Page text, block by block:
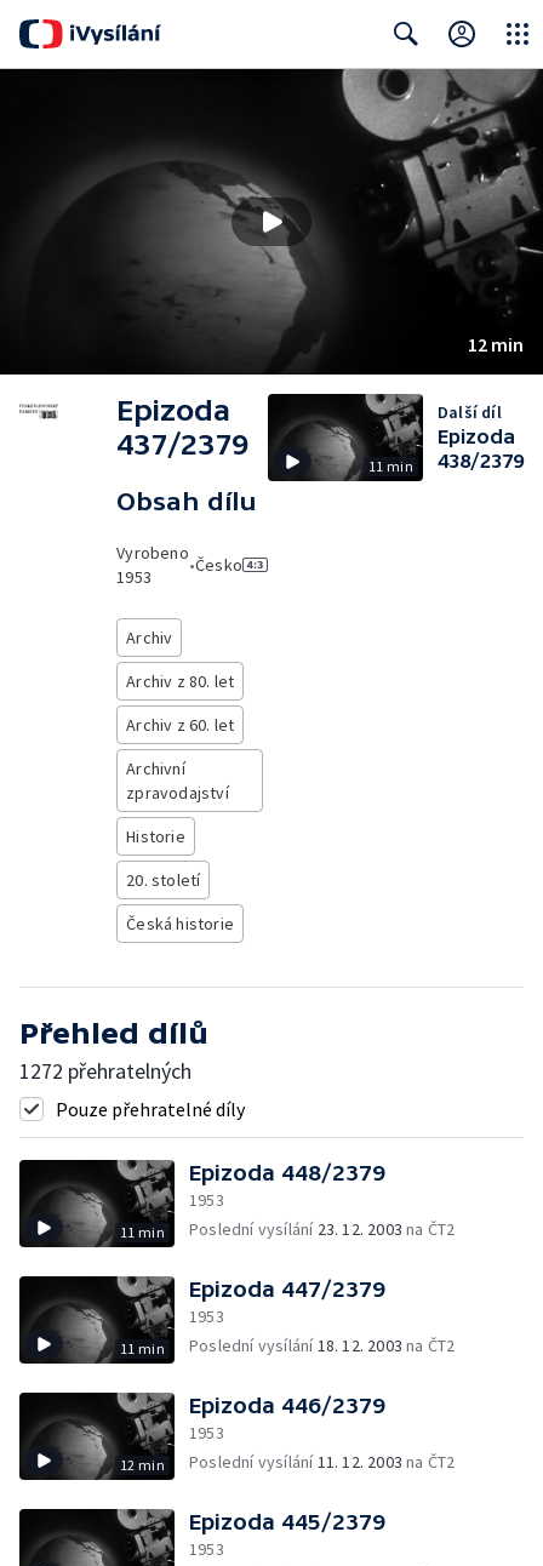
Search Close
12 min
Epizoda
437/2379
Obsah dílu
Vyrobeno
1953
•Česko
Archiv
Archiv z 80. let
Archiv z 60. let
Archivní
zpravodajství
Historie
20. století
Česká historie
11 min
Další díl
Epizoda
438/2379
Přehled dílů
1272 přehratelných
Pouze přehratelné díly
11 min
Epizoda 448/2379
1953
Poslední vysílání 23. 12. 2003 na ČT2
11 min
Epizoda 447/2379
1953
Poslední vysílání18. 12. 2003 na ČT2
12 min
Epizoda 446/2379
1953
Poslední vysílání11. 12. 2003 na ČT2
Epizoda 445/2379
1953